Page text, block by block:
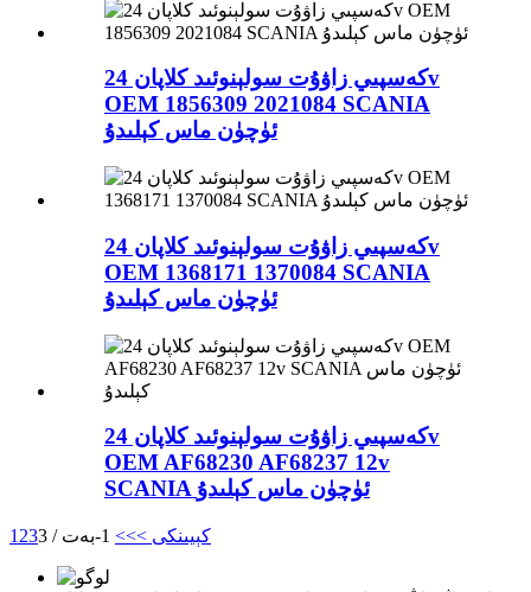
كەسپىي زاۋۇت سولېنوئىد كلاپان 24v
OEM 1856309 2021084 SCANIA
ئۈچۈن ماس كېلىدۇ
كەسپىي زاۋۇت سولېنوئىد كلاپان 24v
OEM 1368171 1370084 SCANIA
ئۈچۈن ماس كېلىدۇ
كەسپىي زاۋۇت سولېنوئىد كلاپان 24v
OEM AF68230 AF68237 12v
SCANIA ئۈچۈن ماس كېلىدۇ
1 23 كېيىنكى >>> 1-بەت / 3